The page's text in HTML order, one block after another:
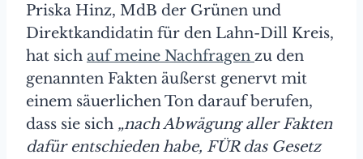
Priska Hinz, MdB der Grünen und
Direktkandidatin für den Lahn-Dill Kreis,
hat sich auf meine Nachfragen zu den
genannten Fakten äußerst genervt mit
einem säuerlichen Ton darauf berufen,
dass sie sich „nach Abwägung aller Fakten
dafür entschieden habe, FÜRdas Gesetz